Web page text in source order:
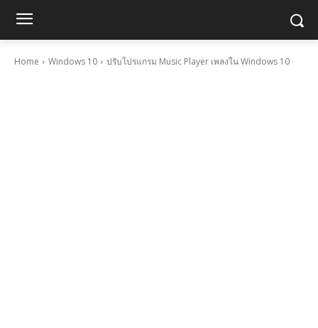
Home Windows 10 ปรับโปรแกรม Music Player เพลงใน Windows 10